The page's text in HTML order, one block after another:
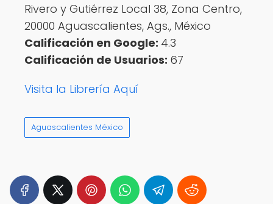
Rivero y Gutiérrez Local 38, Zona Centro,
20000 Aguascalientes, Ags., México
Calificación en Google: 4.3
Calificación de Usuarios: 67
Visita la Librería Aquí
Aguascalientes México